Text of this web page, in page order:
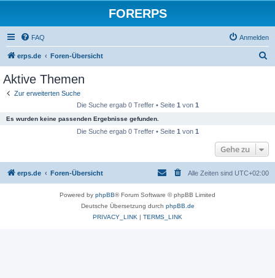
FORERPS
FAQ Anmelden
erps.de Foren-Übersicht
Aktive Themen
Zur erweiterten Suche
Die Suche ergab 0 Treffer • Seite 1 von 1
Es wurden keine passenden Ergebnisse gefunden.
Die Suche ergab 0 Treffer • Seite 1 von 1
Gehe zu
erps.de Foren-Übersicht Alle Zeiten sind UTC+02:00
Powered by phpBB® Forum Software © phpBB Limited
Deutsche Übersetzung durch phpBB.de
PRIVACY_LINK | TERMS_LINK